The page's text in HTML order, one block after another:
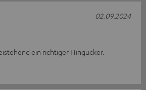
ein richtiger Hingucker.
02.09.2024